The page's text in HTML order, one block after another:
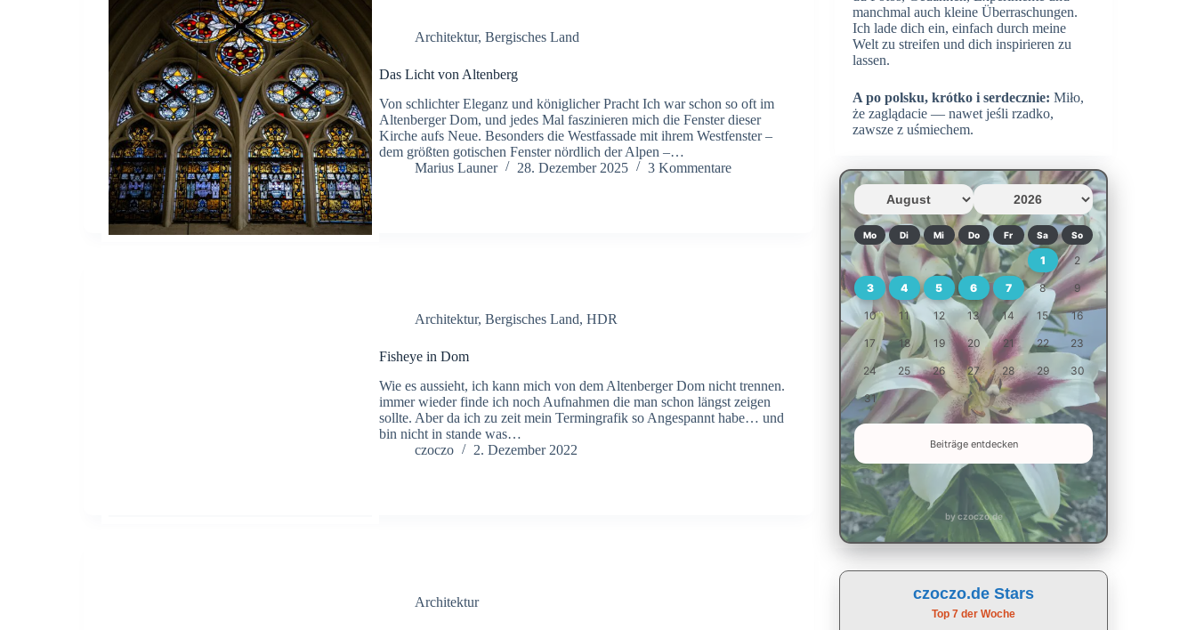
Architektur,Bergisches Land
Das Licht von Altenberg
Von schlichter Eleganz und königlicher Pracht Ich war schon so oft im
Altenberger Dom, und jedes Mal faszinieren mich die Fenster dieser
Kirche aufs Neue. Besonders die Westfassade mit ihrem Westfenster –
dem größten gotischen Fenster nördlich der Alpen –…
Marius Launer
28. Dezember 2025 3 Kommentare
Architektur,Bergisches Land,HDR
Fisheye in Dom
Wie es aussieht, ich kann mich von dem Altenberger Dom nicht trennen.
immer wieder finde ich noch Aufnahmen die man schon längst zeigen
sollte. Aber da ich zu zeit mein Termingrafik so Angespannt habe… und
bin nicht in stande was…
czoczo
2. Dezember 2022
Architektur
manchmal auch kleine Überraschungen.
Ich lade dich ein, einfach durch meine
Welt zu streifen und dich inspirieren zu
lassen.
A po polsku, krótko i serdecznie: Miło,
że zaglądacie — nawet jeśli rzadko,
zawsze z uśmiechem.
Mo Di Mi Do Fr Sa So
1 2
3 4 5 6 7 8 9
10 11 12 13 14 15 16
17 18 19 20 21 22 23
24 25 26 27 28 29 30
31
Beiträge entdecken
by czoczo.de
czoczo.de Stars
Top 7 der Woche